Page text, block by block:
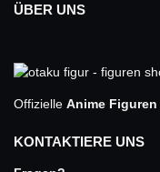
ÜBER UNS
Offizielle Anime Figuren
KONTAKTIERE UNS